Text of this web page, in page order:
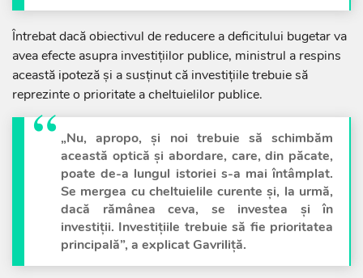
Întrebat dacă obiectivul de reducere a deficitului bugetar va
avea efecte asupra investițiilor publice, ministrul a respins
această ipoteză și a susținut că investițiile trebuie să
reprezinte o prioritate a cheltuielilor publice.
„Nu, apropo, și noi trebuie să schimbăm
această optică și abordare, care, din păcate,
poate de-a lungul istoriei s-a mai întâmplat.
Se mergea cu cheltuielile curente și, la urmă,
dacă rămânea ceva, se investea și în
investiții. Investițiile trebuie să fie prioritatea
principală”, a explicat Gavriliță.